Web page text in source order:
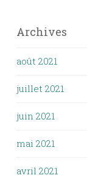
Archives
août 2021
juillet 2021
juin 2021
mai 2021
avril 2021